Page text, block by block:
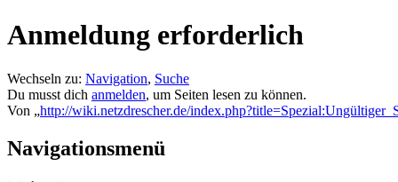
Anmeldung erforderlich
Wechseln zu: Navigation, Suche
Du musst dich anmelden, um Seiten lesen zu können.
Von „http://wiki.netzdrescher.de/
Navigationsmenü